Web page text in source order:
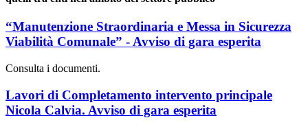
“Manutenzione Straordinaria e Messa in Sicurezza
Viabilità Comunale” - Avviso di gara esperita
Consulta i documenti.
Lavori di Completamento intervento principale
Nicola Calvia. Avviso di gara esperita